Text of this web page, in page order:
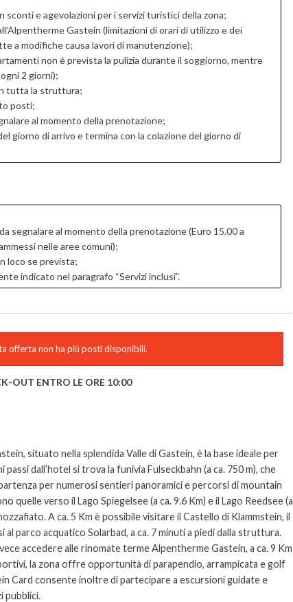
sconti e agevolazioni per i servizi turistici della zona;
Gastein (limitazioni di orari di utilizzo e dei
a modifiche causa lavori di manutenzione);
non è prevista la pulizia durante il soggiorno, mentre
2 giorni);
tutta la struttura;
posti;
al momento della prenotazione;
giorno di arrivo e termina con la colazione del giorno di
segnalare al momento della prenotazione (Euro 15.00 a
nelle aree comuni);
loco se prevista;
indicato nel paragrafo “Servizi inclusi”.
offerta non ha più posti disponibili.
OUT ENTRO LE ORE 10:00
situato nella splendida Valle di Gastein, è la base ideale per
dall’hotel si trova la funivia Fulseckbahn (a ca. 750 m), che
per numerosi sentieri panoramici e percorsi di mountain
quelle verso il Lago Spiegelsee (a ca. 9.6 Km) e il Lago Reedsee (a
A ca. 5 Km è possibile visitare il Castello di Klammstein, il
al parco acquatico Solarbad, a ca. 7 minuti a piedi dalla struttura.
accedere alle rinomate terme Alpentherme Gastein, a ca. 9 Km
la zona offre opportunità di parapendio, arrampicata e golf
Card consente inoltre di partecipare a escursioni guidate e
pubblici.